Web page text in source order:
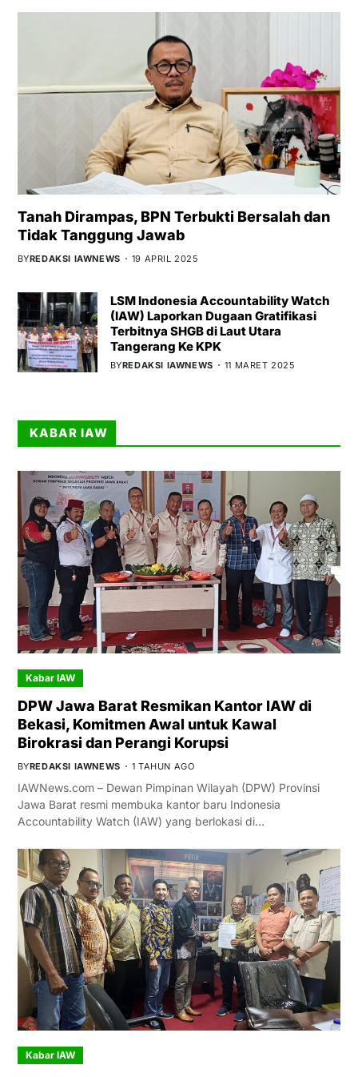
Tanah Dirampas, BPN Terbukti Bersalah dan
Tidak Tanggung Jawab
BYREDAKSI IAWNEWS 19 APRIL 2025
LSM Indonesia Accountability Watch
(IAW) Laporkan Dugaan Gratifikasi
Terbitnya SHGB di Laut Utara
Tangerang Ke KPK
BYREDAKSI IAWNEWS 11 MARET 2025
KABAR IAW
Kabar IAW
DPW Jawa Barat Resmikan Kantor IAW di
Bekasi, Komitmen Awal untuk Kawal
Birokrasi dan Perangi Korupsi
BYREDAKSI IAWNEWS 1 TAHUN AGO
IAWNews.com – Dewan Pimpinan Wilayah (DPW) Provinsi
Jawa Barat resmi membuka kantor baru Indonesia
Accountability Watch (IAW) yang berlokasi di…
Kabar IAW